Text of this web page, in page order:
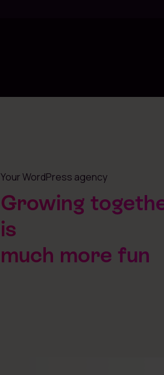
Your WordPress agency
Growing
is
much more fun